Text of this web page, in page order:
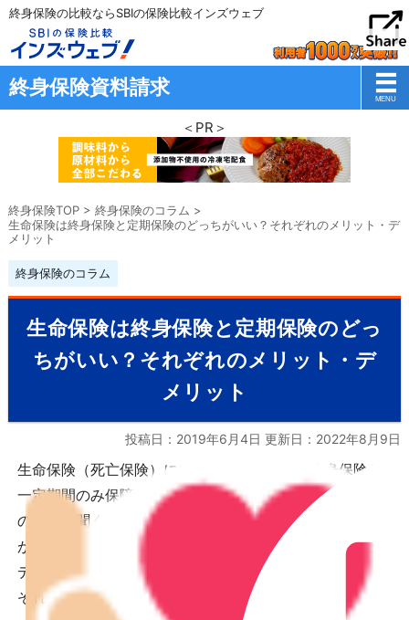
終身保険の比較ならSBIの保険比較インズウェブ
終身保険資料請求
＜PR＞
終身保険TOP> 終身保険のコラム >
生命保険は終身保険と定期保険のどっちがいい？それぞれのメリット・デ
メリット
終身保険のコラム
生命保険は終身保険と定期保険のどっ
ちがいい？それぞれのメリット・デ
メリット
投稿日：2019年6月4日 更新日： 2022年8月9日
生命保険（死亡保険）には保障が一生涯続く終身保険と
一定期間のみ保障を受けられる定期保険があります。こ
の点だけ聞くと終身保険の方が良いような気がします
が、保障期間以外の違いもあり、それぞれにメリット・
デメリットがあります。どちらを選ぶのが良いのかそれ
ぞれの特徴とメリット・デメリットを整理します。